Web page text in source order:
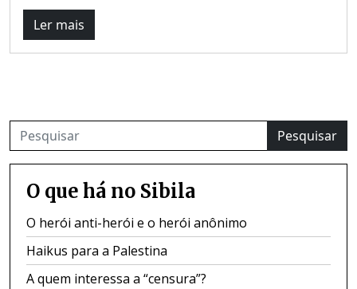
Ler mais
Pesquisar
O que há no Sibila
O herói anti-herói e o herói anônimo
Haikus para a Palestina
A quem interessa a “censura”?